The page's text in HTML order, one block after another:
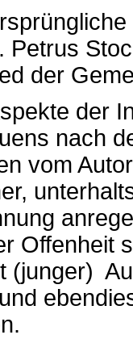
Petrus
der
der
nach
vom
Offenheit
(junger)